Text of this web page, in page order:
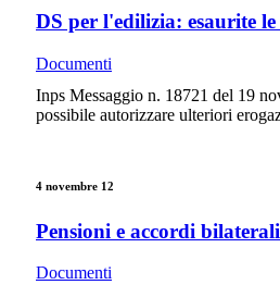
DS per l'edilizia: esaurite le
Documenti
Inps Messaggio n. 18721 del 19
possibile autorizzare ulteriori
4 novembre 12
Pensioni e accordi
Documenti